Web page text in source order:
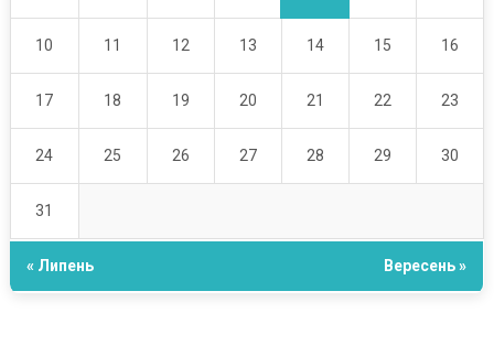
10 11 12 13 14 15 16
17 18 19 20 21 22 23
24 25 26 27 28 29 30
31
« Липень Вересень »